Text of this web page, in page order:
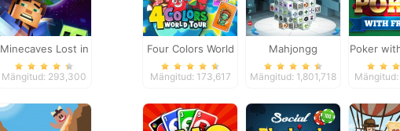
Minecaves Lost in
Space
Mängitud: 293,300
Four Colors World
Tour
Mängitud: 173,617
Mahjongg
Dimensions
Mängitud: 1,801,718
Poker